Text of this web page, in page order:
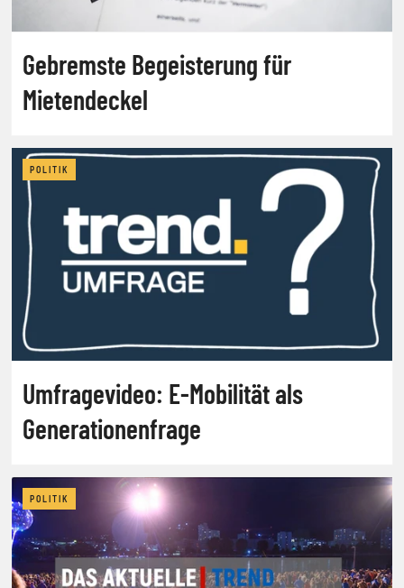
Gebremste Begeisterung für
Mietendeckel
POLITIK
Umfragevideo: E-Mobilität als
Generationenfrage
POLITIK